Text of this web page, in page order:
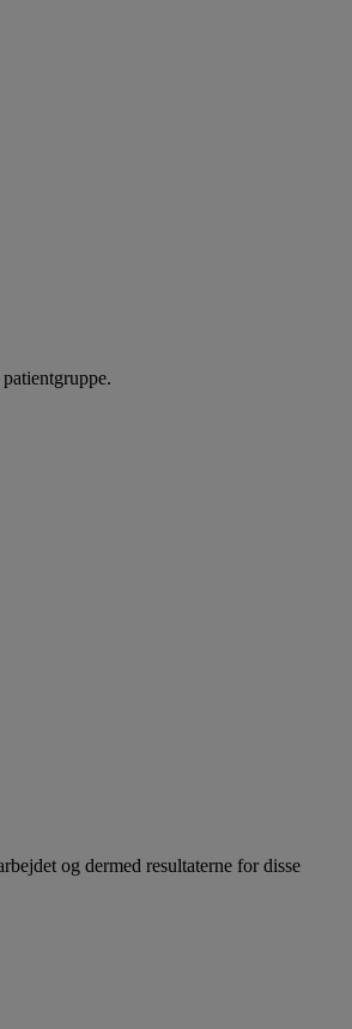
og dermed resultaterne for disse